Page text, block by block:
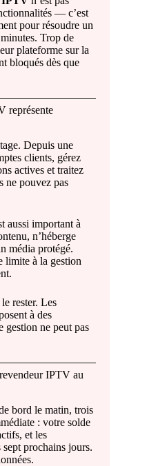
— c’est
pour résoudre un
Trop de
plateforme sur la
bloqués dès que
représente
Depuis une
clients, gérez
actives et traitez
ne pouvez pas
aussi important à
n’héberge
média protégé.
limite à la gestion
rester. Les
à des
gestion ne peut pas
IPTV au
bord le matin, trois
: votre solde
et les
prochains jours.